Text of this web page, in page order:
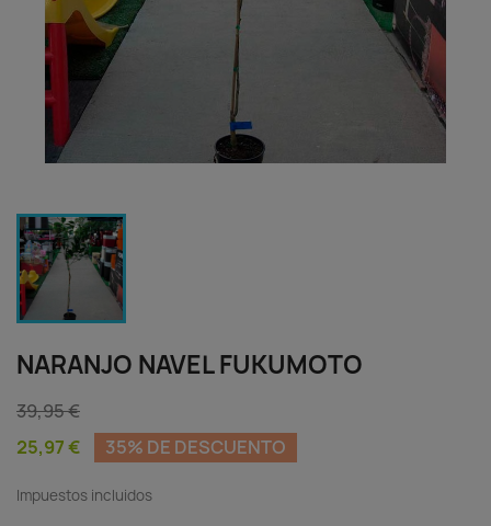
NARANJO NAVEL FUKUMOTO
39,95 €
25,97 €
35% DE DESCUENTO
Impuestos incluidos